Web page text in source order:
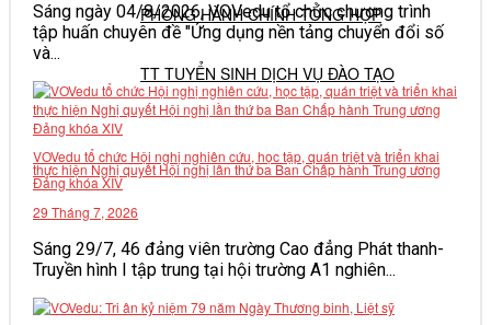
PHÒNG HÀNH CHÍNH TỔNG HỢP
TT TUYỂN SINH DỊCH VỤ ĐÀO TẠO
NGHIÊN CỨU KHOA HỌC
VĂN BẢN
THƯ VIỆN
Sáng ngày 04/8/2026, VOVedu tổ chức chương trình
tập huấn chuyên đề "Ứng dụng nền tảng chuyển đổi số
và...
VOVedu tổ chức Hội nghị nghiên cứu, học tập, quán triệt và triển khai
thực hiện Nghị quyết Hội nghị lần thứ ba Ban Chấp hành Trung ương
Đảng khóa XIV
29 Tháng 7, 2026
Sáng 29/7, 46 đảng viên trường Cao đẳng Phát thanh-
Truyền hình I tập trung tại hội trường A1 nghiên...